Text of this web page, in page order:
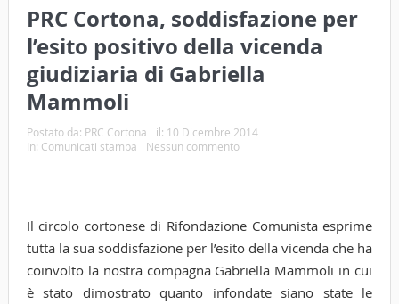
PRC Cortona, soddisfazione per
l’esito positivo della vicenda
giudiziaria di Gabriella
Mammoli
Postato da: PRC Cortona il: 10 Dicembre 2014
In: Comunicati stampa Nessun commento
Il circolo cortonese di Rifondazione Comunista esprime
tutta la sua soddisfazione per l’esito della vicenda che ha
coinvolto la nostra compagna Gabriella Mammoli in cui
è stato dimostrato quanto infondate siano state le